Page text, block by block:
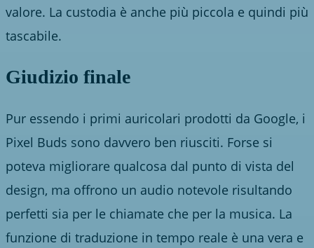
valore. La custodia è anche più piccola e quindi più
tascabile.
Giudizio finale
Pur essendo i primi auricolari prodotti da Google, i
Pixel Buds sono davvero ben riusciti. Forse si
poteva migliorare qualcosa dal punto di vista del
design, ma offrono un audio notevole risultando
perfetti sia per le chiamate che per la musica. La
funzione di traduzione in tempo reale è una vera e